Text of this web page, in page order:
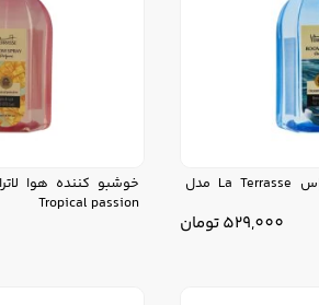
خوشبو کننده هوا لاتراس La Terrasse مدل
529,000تومان
Tropical passion